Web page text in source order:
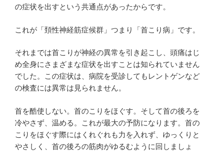
の症状を出すという共通点があったからです。
これが「頚性神経筋症候群」つまり「首こり病」です。
それまでは首こりが神経の異常を引き起こし、頭痛はじ
め全身にさまざまな症状を出すことは知られていません
でした。この症状は、病院を受診してもレントゲンなど
の検査には異常は見られません。
首を酷使しない。首のこりをほぐす。そして首の後ろを
冷やさず、温める。これが最大の予防になります。首の
こりをほぐす際にはくれぐれも力を入れず、ゆっくりと
やさしく、首の後ろの筋肉がゆるむように回しましょ